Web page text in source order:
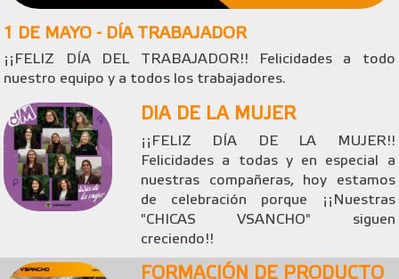
1 DE MAYO - DÍA TRABAJADOR
¡¡FELIZ DÍA DEL TRABAJADOR!! Felicidades a todo
nuestro equipo y a todos los trabajadores.
DIA DE LA MUJER
¡¡FELIZ DÍA DE LA MUJER!!
Felicidades a todas y en especial a
nuestras compañeras, hoy estamos
de celebración porque ¡¡Nuestras
"CHICAS VSANCHO" siguen
creciendo!!
FORMACIÓN DE PRODUCTO